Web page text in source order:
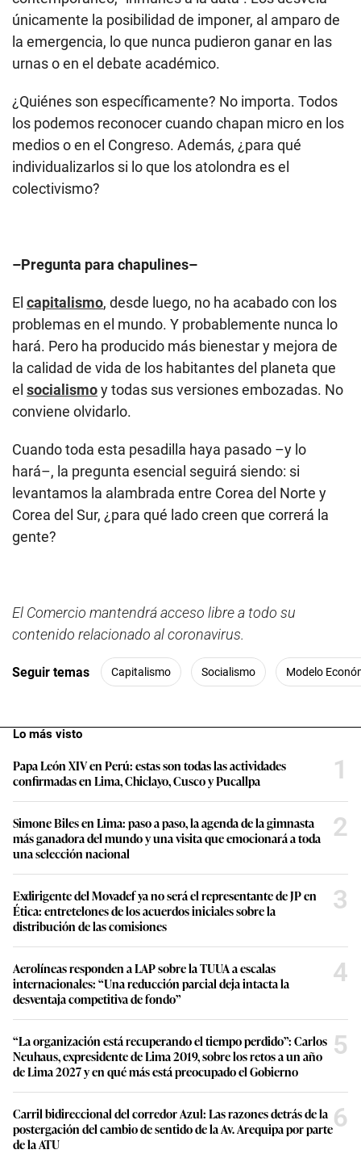
únicamente la posibilidad de imponer, al amparo de
la emergencia, lo que nunca pudieron ganar en las
urnas o en el debate académico.
¿Quiénes son específicamente? No importa. Todos
los podemos reconocer cuando chapan micro en los
medios o en el Congreso. Además, ¿para qué
individualizarlos si lo que los atolondra es el
colectivismo?
–Pregunta para chapulines–
El capitalismo, desde luego, no ha acabado con los
problemas en el mundo. Y probablemente nunca lo
hará. Pero ha producido más bienestar y mejora de
la calidad de vida de los habitantes del planeta que
el socialismoy todas sus versiones embozadas. No
conviene olvidarlo.
Cuando toda esta pesadilla haya pasado –y lo
hará–, la pregunta esencial seguirá siendo: si
levantamos la alambrada entre Corea del Norte y
Corea del Sur, ¿para qué lado creen que correrá la
gente?
El Comercio mantendrá acceso libre a todo su
contenido relacionado al coronavirus.
Seguir temas Capitalismo Socialismo Modelo
Lo más visto
Papa León XIV en Perú: estas son todas las actividades
confirmadas en Lima, Chiclayo, Cusco y Pucallpa
1
Simone Biles en Lima: paso a paso, la agenda de la gimnasta
más ganadora del mundo y una visita que emocionará a toda
una selección nacional
2
Exdirigente del Movadef ya no será el representante de JP en
Ética: entretelones de los acuerdos iniciales sobre la
distribución de las comisiones
3
Aerolíneas responden a LAP sobre la TUUA a escalas
internacionales: “Una reducción parcial deja intacta la
desventaja competitiva de fondo”
4
“La organización está recuperando el tiempo perdido”: Carlos
Neuhaus, expresidente de Lima 2019, sobre los retos a un año
de Lima 2027 y en qué más está preocupado el Gobierno
5
Carril bidireccional del corredor Azul: Las razones detrás de la
postergación del cambio de sentido de la Av. Arequipa por parte
de la ATU
6